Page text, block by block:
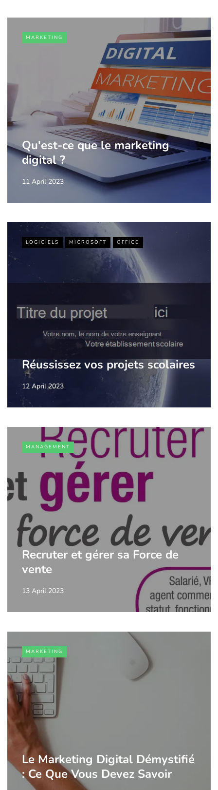
MARKETING
Qu'est-ce que le marketing
digital ?
11 April 2023
LOGICIELS MICROSOFT OFFICE
Réussissez vos projets scolaires
12 April 2023
MANAGEMENT
Recruter et gérer sa Force de
vente
13 April 2023
MARKETING
Le Marketing Digital Démystifié
: Ce Que Vous Devez Savoir